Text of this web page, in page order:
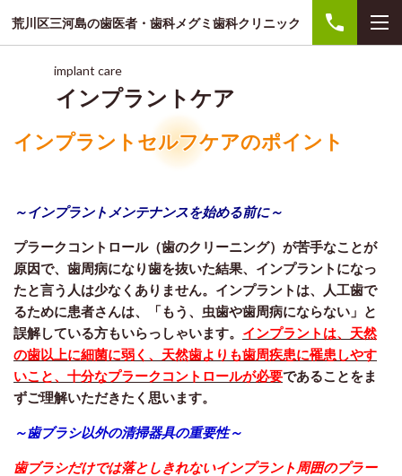
荒川区三河島の歯医者・歯科メグミ歯科クリニック
implant care
インプラントケア
インプラントセルフケアのポイント
～インプラントメンテナンスを始める前に～
プラークコントロール（歯のクリーニング）が苦手なことが
原因で、歯周病になり歯を抜いた結果、インプラントになっ
たと言う人は少なくありません。インプラントは、人工歯で
るために患者さんは、「もう、虫歯や歯周病にならない」と
誤解している方もいらっしゃいます。 インプラントは、天然
の歯以上に細菌に弱く、天然歯よりも歯周疾患に罹患しやす
いこと、十分なプラークコントロールが必要であることをま
ずご理解いただきたく思います。
～歯ブラシ以外の清掃器具の重要性～
歯ブラシだけでは落としきれないインプラント周囲のプラー